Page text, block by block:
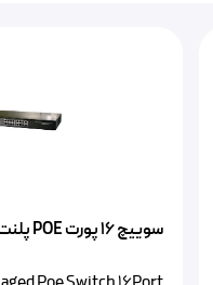
سوییچ ۱۶ پورت POE پلنت FNSW-1608PS